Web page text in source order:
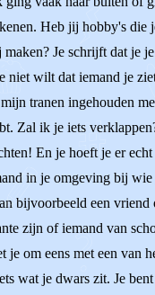
Heb jij hobby's die
Je schrijft dat je
niet wilt dat iemand je
tranen ingehouden
Zal ik je iets
En je hoeft je er
in je omgeving bij
bijvoorbeeld een vriend
zijn of iemand van
je om eens met een van
wat je dwars zit. Je